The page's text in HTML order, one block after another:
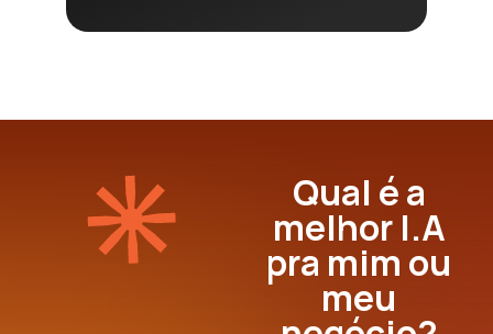
Qual é a
melhor I.A
pra mim ou
meu